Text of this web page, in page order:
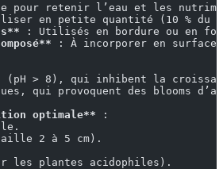
pour retenir l’eau et les
en petite quantité (10 % du
: Utilisés en bordure ou en
: À incorporer en surface
(pH > 8), qui inhibent la
qui provoquent des blooms
optimale** :
2 à 5 cm).
les plantes acidophiles).